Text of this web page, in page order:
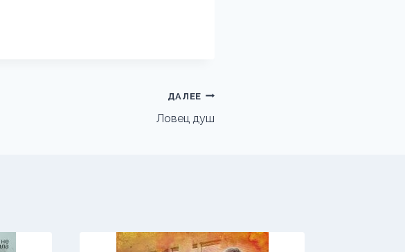
ДАЛЕЕ
Ловец душ